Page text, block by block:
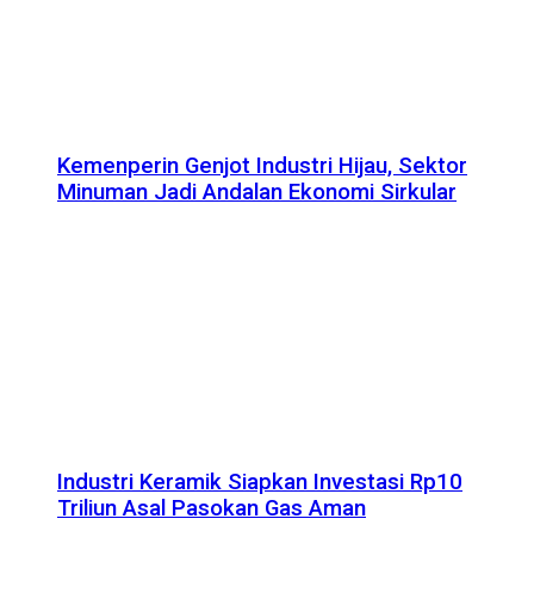
Kemenperin Genjot Industri Hijau, Sektor
Minuman Jadi Andalan Ekonomi Sirkular
Industri Keramik Siapkan Investasi Rp10
Triliun Asal Pasokan Gas Aman